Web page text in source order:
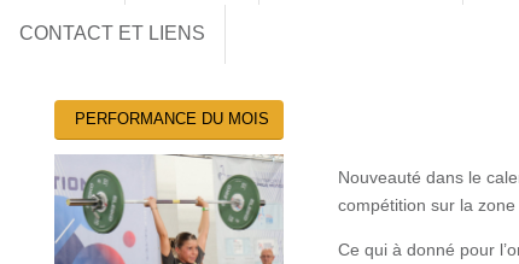
CONTACT ET LIENS
Nouveauté dans le
compétition sur la
Ce qui à donné pour
PERFORMANCE DU MOIS